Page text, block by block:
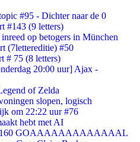
#95 - Dichter naar de 0
#143 (9 letters)
op betogers in München
(7lettereditie) #50
# 75 (8 letters)
20:00 uur] Ajax -
of Zelda
slopen, logisch
om 22:22 uur #76
hebt met AI
GOAAAAAAAAAAAAAL